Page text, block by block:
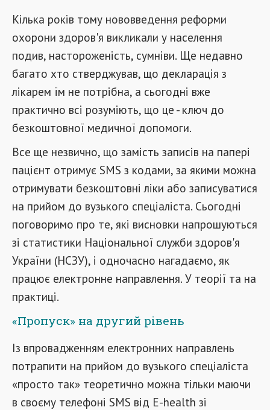
Кілька років тому нововведення реформи
охорони здоров'я викликали у населення
подив, настороженість, сумніви. Ще недавно
багато хто стверджував, що декларація з
лікарем їм не потрібна, а сьогодні вже
практично всі розуміють, що це - ключ до
безкоштовної медичної допомоги.
Все ще незвично, що замість записів на папері
пацієнт отримує SMS з кодами, за якими можна
отримувати безкоштовні ліки або записуватися
на прийом до вузького спеціаліста. Сьогодні
поговоримо про те, які висновки напрошуються
зі статистики Національної служби здоров'я
України (НСЗУ), і одночасно нагадаємо, як
працює електронне направлення. У теорії та на
практиці.
«Пропуск» на другий рівень
Із впровадженням електронних направлень
потрапити на прийом до вузького спеціаліста
«просто так» теоретично можна тільки маючи
в своєму телефоні SMS від E-health зі